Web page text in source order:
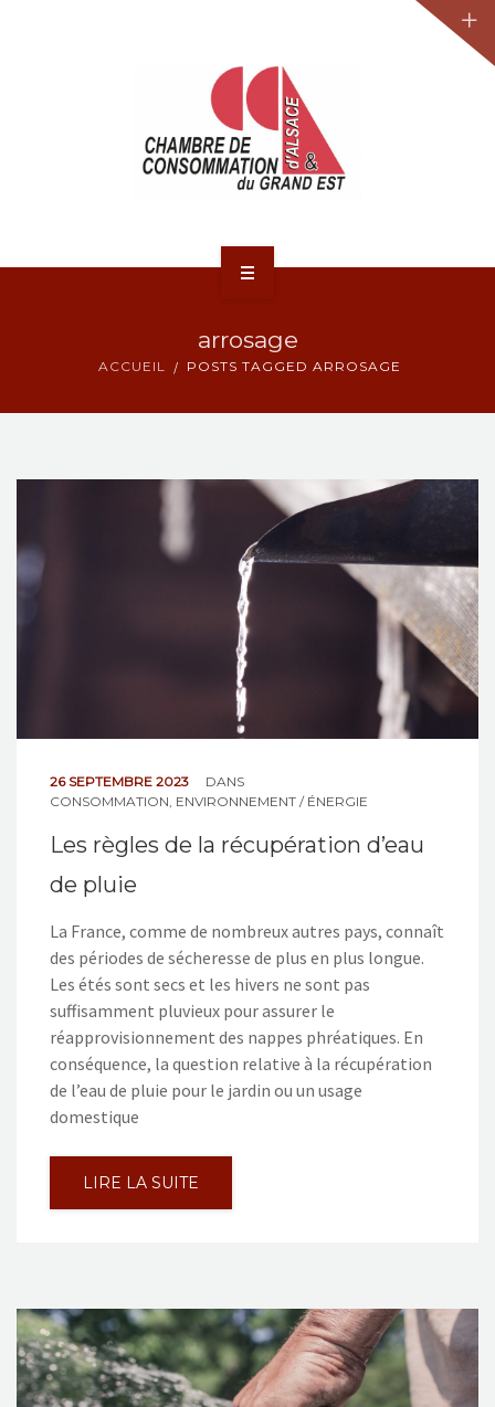
arrosage
ACCUEIL POSTS TAGGED ARROSAGE
26 SEPTEMBRE 2023
DANS
CONSOMMATION ENVIRONNEMENT / ÉNERGIE
Les règles de la récupération d’eau
de pluie
La France, comme de nombreux autres pays, connaît
des périodes de sécheresse de plus en plus longue.
Les étés sont secs et les hivers ne sont pas
suffisamment pluvieux pour assurer le
réapprovisionnement des nappes phréatiques. En
conséquence, la question relative à la récupération
de l’eau de pluie pour le jardin ou un usage
domestique
LIRE LA SUITE